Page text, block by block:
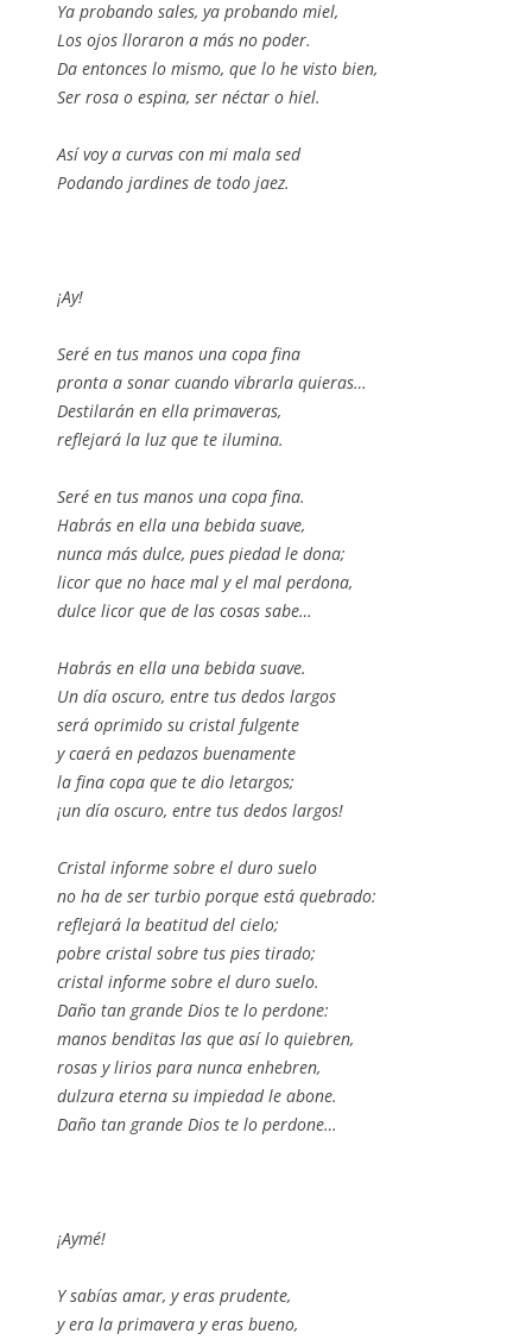
Ya probando sales, ya probando miel,
Los ojos lloraron a más no poder.
Da entonces lo mismo, que lo he visto bien,
Ser rosa o espina, ser néctar o hiel.
Así voy a curvas con mi mala sed
Podando jardines de todo jaez.
¡Ay!
Seré en tus manos una copa fina
pronta a sonar cuando vibrarla quieras…
Destilarán en ella primaveras,
reflejará la luz que te ilumina.
Seré en tus manos una copa fina.
Habrás en ella una bebida suave,
nunca más dulce, pues piedad le dona;
licor que no hace mal y el mal perdona,
dulce licor que de las cosas sabe…
Habrás en ella una bebida suave.
Un día oscuro, entre tus dedos largos
será oprimido su cristal fulgente
y caerá en pedazos buenamente
la fina copa que te dio letargos;
¡un día oscuro, entre tus dedos largos!
Cristal informe sobre el duro suelo
no ha de ser turbio porque está quebrado:
reflejará la beatitud del cielo;
pobre cristal sobre tus pies tirado;
cristal informe sobre el duro suelo.
Daño tan grande Dios te lo perdone:
manos benditas las que así lo quiebren,
rosas y lirios para nunca enhebren,
dulzura eterna su impiedad le abone.
Daño tan grande Dios te lo perdone…
¡Aymé!
Y sabías amar, y eras prudente,
y era la primavera y eras bueno,